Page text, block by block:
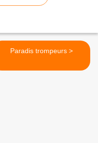
Paradis trompeurs >